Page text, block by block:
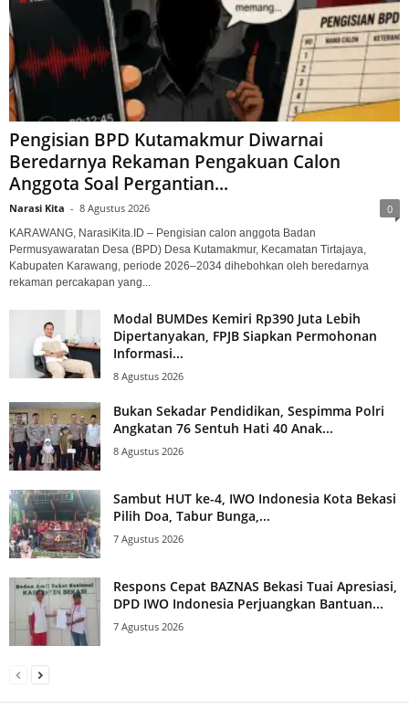
Pengisian BPD Kutamakmur Diwarnai
Beredarnya Rekaman Pengakuan Calon
Anggota Soal Pergantian...
Narasi Kita - 8 Agustus 2026 0
KARAWANG, NarasiKita.ID – Pengisian calon anggota Badan
Permusyawaratan Desa (BPD) Desa Kutamakmur, Kecamatan Tirtajaya,
Kabupaten Karawang, periode 2026–2034 dihebohkan oleh beredarnya
rekaman percakapan yang...
Modal BUMDes Kemiri Rp390 Juta Lebih
Dipertanyakan, FPJB Siapkan Permohonan
Informasi...
8 Agustus 2026
Bukan Sekadar Pendidikan, Sespimma Polri
Angkatan 76 Sentuh Hati 40 Anak...
8 Agustus 2026
Sambut HUT ke-4, IWO Indonesia Kota Bekasi
Pilih Doa, Tabur Bunga,...
7 Agustus 2026
Respons Cepat BAZNAS Bekasi Tuai Apresiasi,
DPD IWO Indonesia Perjuangkan Bantuan...
7 Agustus 2026